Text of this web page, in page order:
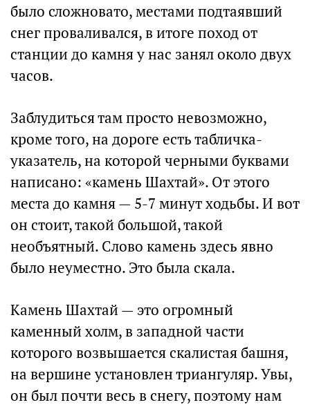
было сложновато, местами подтаявший
снег проваливался, в итоге поход от
станции до камня у нас занял около двух
часов.
Заблудиться там просто невозможно,
кроме того, на дороге есть табличка-
указатель, на которой черными буквами
написано: «камень Шахтай». От этого
места до камня — 5-7 минут ходьбы. И вот
он стоит, такой большой, такой
необъятный. Слово камень здесь явно
было неуместно. Это была скала.
Камень Шахтай — это огромный
каменный холм, в западной части
которого возвышается скалистая башня,
на вершине установлен триангуляр. Увы,
он был почти весь в снегу, поэтому нам